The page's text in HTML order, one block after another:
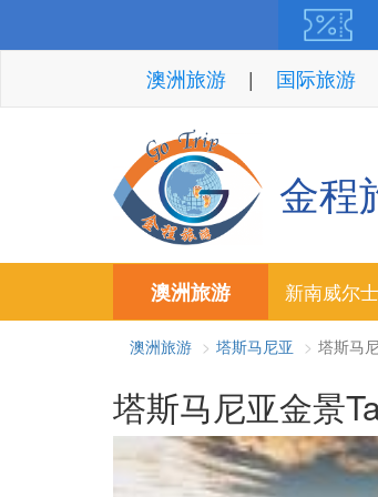
澳洲旅游 国际旅游
金程
澳洲旅游 新南威尔士
澳洲旅游 塔斯马尼亚 塔斯马
塔斯马尼亚金景